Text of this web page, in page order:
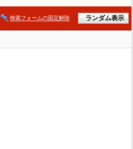
検索フォームの固定解除